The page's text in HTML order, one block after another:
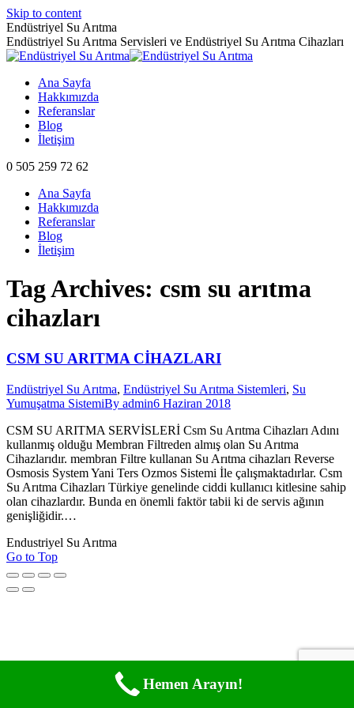
Skip to content
Endüstriyel Su Arıtma
Endüstriyel Su Arıtma Servisleri ve Endüstriyel Su Arıtma Cihazları
Ana Sayfa
Hakkımızda
Referanslar
Blog
İletişim
0 505 259 72 62
Ana Sayfa
Hakkımızda
Referanslar
Blog
İletişim
Tag Archives: csm su arıtma
cihazları
CSM SU ARITMA CİHAZLARI
Endüstriyel Su Arıtma, Endüstriyel Su Arıtma Sistemleri, Su
Yumuşatma SistemiBy admin6 Haziran 2018
CSM SU ARITMA SERVİSLERİ Csm Su Arıtma Cihazları Adını
kullanmış olduğu Membran Filtreden almış olan Su Arıtma
Cihazlarıdır. membran Filtre kullanan Su Arıtma cihazları Reverse
Osmosis System Yani Ters Ozmos Sistemi İle çalışmaktadırlar. Csm
Su Arıtma Cihazları Türkiye genelinde ciddi kullanıcı kitlesine sahip
olan cihazlardır. Bunda en önemli faktör tabii ki de servis ağının
genişliğidir.…
Endustriyel Su Arıtma
Go to Top
Hemen Arayın!